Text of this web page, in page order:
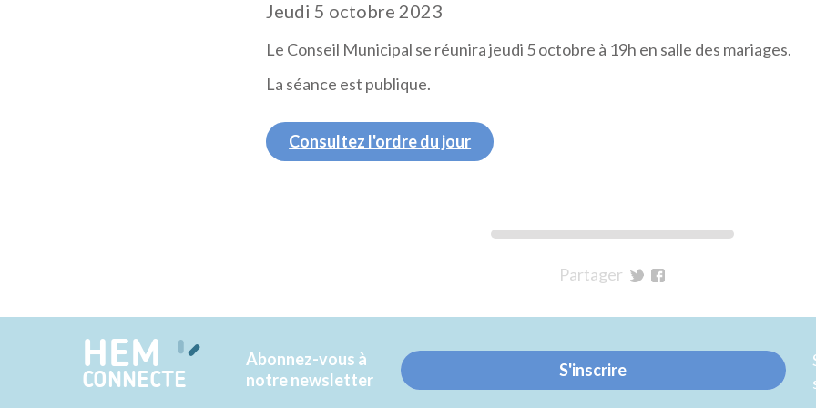
Jeudi 5 octobre 2023
Le Conseil Municipal se réunira jeudi 5 octobre à 19h en salle des mariages.
La séance est publique.
Consultez l'ordre du jour
Partager
Twitter
Facebook
HEM
CONNECTE
Abonnez-vous à
notre newsletter
S'inscrire